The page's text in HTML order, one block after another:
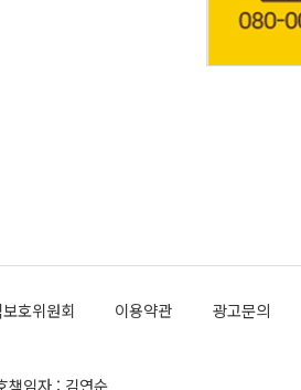
호위원회 이용약관 광고문의
책임자 : 김연순